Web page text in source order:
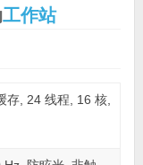
工作站
存, 24 线程, 16 核,